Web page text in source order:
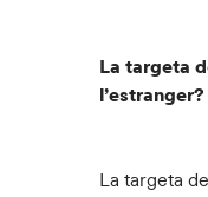
La targeta
l’estranger?
La targeta